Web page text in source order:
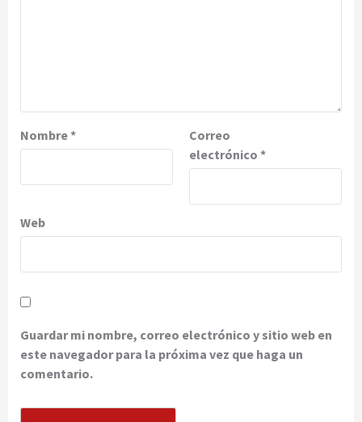
Nombre*
Correo
electrónico *
Web
Guardar mi nombre, correo electrónico y sitio web en
este navegador para la próxima vez que haga un
comentario.